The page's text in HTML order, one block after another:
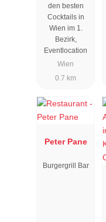
den besten
Cocktails in
Wien im 1.
Bezirk,
Eventlocation
Wien
0.7 km
Peter Pane
Burgergrill Bar